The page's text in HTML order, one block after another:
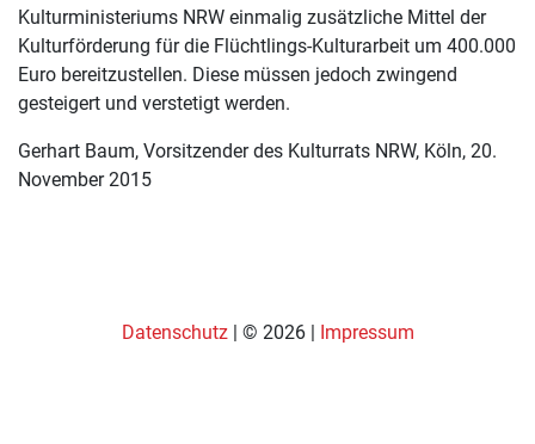
Kulturministeriums NRW einmalig zusätzliche Mittel der
Kulturförderung für die Flüchtlings-Kulturarbeit um 400.000
Euro bereitzustellen. Diese müssen jedoch zwingend
gesteigert und verstetigt werden.
Gerhart Baum, Vorsitzender des Kulturrats NRW, Köln, 20.
November 2015
Datenschutz | © 2026 | Impressum